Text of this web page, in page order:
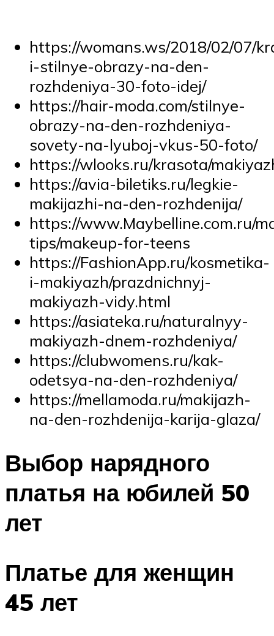
https://womans.ws/2018/02/07/
i-stilnye-obrazy-na-den-
rozhdeniya-30-foto-idej/
https://hair-moda.com/stilnye-
obrazy-na-den-rozhdeniya-
sovety-na-lyuboj-vkus-50-foto/
https://wlooks.ru/krasota/
https://avia-biletiks.ru/legkie-
makijazhi-na-den-rozhdenija/
https://www.Maybelline.com.ru/
tips/makeup-for-teens
https://FashionApp.ru/kosmetika-
i-makiyazh/prazdnichnyj-
makiyazh-vidy.html
https://asiateka.ru/naturalnyy-
makiyazh-dnem-rozhdeniya/
https://clubwomens.ru/kak-
odetsya-na-den-rozhdeniya/
https://mellamoda.ru/makijazh-
na-den-rozhdenija-karija-glaza/
Выбор нарядного
платья на юбилей 50
лет
Платье для женщин
45 лет